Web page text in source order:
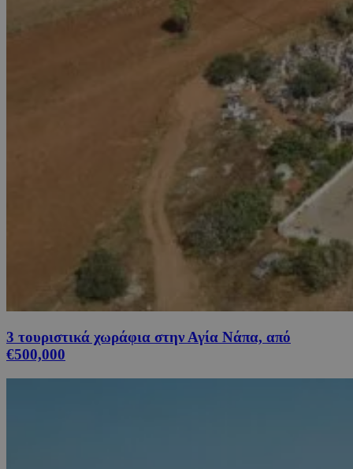
3 τουριστικά χωράφια στην Αγία Νάπα, από
€500,000